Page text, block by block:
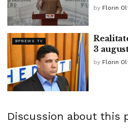
pasionant ca să stai până la sfârșit!
Tags: Makaveli
by Florin
BPNEWS TV
3
by Florin
Discussion about this